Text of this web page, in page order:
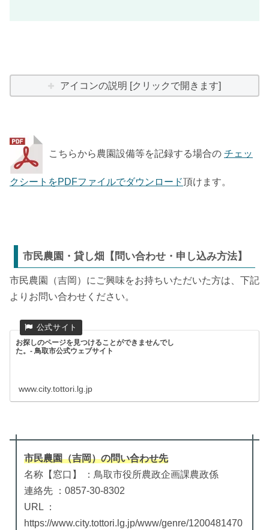
アイコンの説明 [クリックで開きます]
こちらから農園設備等を記録する場合の チェッ
クシートをPDFファイルでダウンロード頂けます。
市民農園・貸し畑【問い合わせ・申し込み方法】
市民農園（吉岡）にご興味をお持ちいただいた方は、下記
よりお問い合わせください。
お探しのページを見つけることができませんでし
た。- 鳥取市公式ウェブサイト
www.city.tottori.lg.jp
市民農園（吉岡）の問い合わせ先
名称【窓口】 ：鳥取市役所農政企画課農政係
連絡先 ：0857-30-8302
URL ：
https://www.city.tottori.lg.jp/www/genre/1200481470